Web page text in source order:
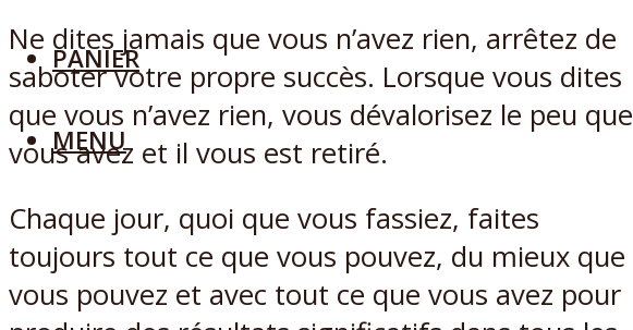
PANIER
MENU
Ne dites jamais que vous n’avez rien, arrêtez de
saboter votre propre succès. Lorsque vous dites
que vous n’avez rien, vous dévalorisez le peu que
vous avez et il vous est retiré.
Chaque jour, quoi que vous fassiez, faites
toujours tout ce que vous pouvez, du mieux que
vous pouvez et avec tout ce que vous avez pour